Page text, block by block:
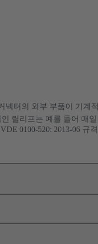
넥터의 외부 부품이 기계
릴리프는 예를 들어 매
0100-520: 2013-06